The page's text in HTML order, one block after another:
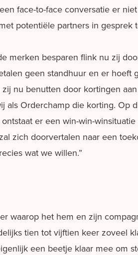
face-to-face conversatie er
potentiële partners in gesprek
merken besparen flink nu zij
geen standhuur en er hoeft
nu benutten door kortingen
als Orderchamp die korting. Op
er een win-win-
zich doorvertalen naar een
wat we willen.”
waarop het hem en zijn
tien tot vijftien keer zoveel
een beetje klaar mee om